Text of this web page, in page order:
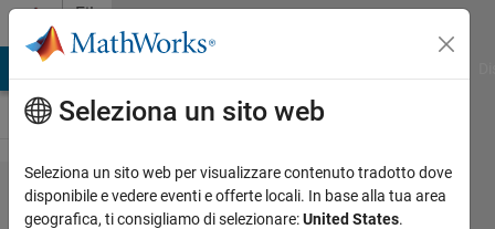
Vai al contenuto
File
Exchange
PCA2d
Seleziona un sito web
Seleziona un sito web per visualizzare contenuto tradotto dove
disponibile e vedere eventi e offerte locali. In base alla tua area
geografica, ti consigliamo di selezionare:United States.